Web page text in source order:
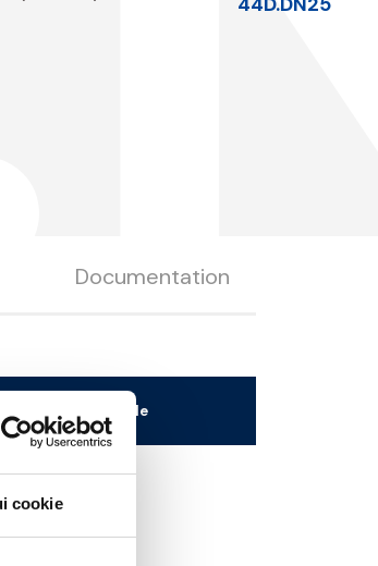
cookie
Documentation
Download the 3D file